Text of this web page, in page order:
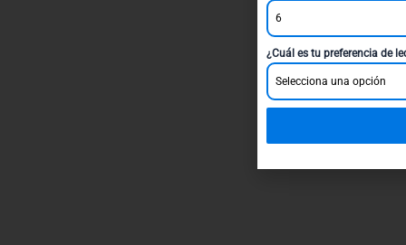
6
¿Cuál es tu preferencia de
Selecciona una opción